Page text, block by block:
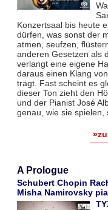
Konzertsaal bis heute
dürfen, was sonst der
atmen, seufzen,
anderen Gesetzen als
verlangt eine eigene
daraus einen Klang
trägt. Fast scheint es
dieser Ton zieht den
und der Pianist José
genau, wie sie spielen,
A Prologue
Schubert Chopin
Misha Namirovsky